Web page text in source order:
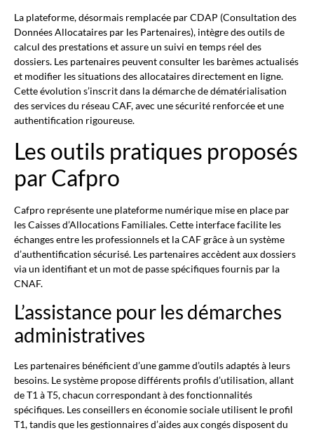
La plateforme, désormais remplacée par CDAP (Consultation des
Données Allocataires par les Partenaires), intègre des outils de
calcul des prestations et assure un suivi en temps réel des
dossiers. Les partenaires peuvent consulter les barèmes actualisés
et modifier les situations des allocataires directement en ligne.
Cette évolution s’inscrit dans la démarche de dématérialisation
des services du réseau CAF, avec une sécurité renforcée et une
authentification rigoureuse.
Les outils pratiques proposés
par Cafpro
Cafpro représente une plateforme numérique mise en place par
les Caisses d’Allocations Familiales. Cette interface facilite les
échanges entre les professionnels et la CAF grâce à un système
d’authentification sécurisé. Les partenaires accèdent aux dossiers
via un identifiant et un mot de passe spécifiques fournis par la
CNAF.
L’assistance pour les démarches
administratives
Les partenaires bénéficient d’une gamme d’outils adaptés à leurs
besoins. Le système propose différents profils d’utilisation, allant
de T1 à T5, chacun correspondant à des fonctionnalités
spécifiques. Les conseillers en économie sociale utilisent le profil
T1, tandis que les gestionnaires d’aides aux congés disposent du